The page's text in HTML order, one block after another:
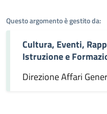
Questo argomento è gestito da:
Cultura, Eventi,
Istruzione e
Direzione Affari